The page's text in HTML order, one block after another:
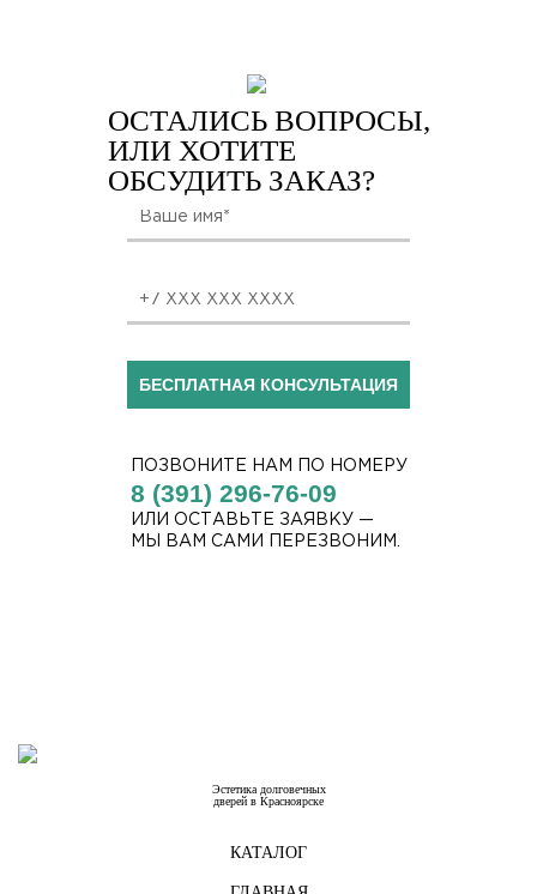
ОСТАЛИСЬ ВОПРОСЫ,
ИЛИ ХОТИТЕ
ОБСУДИТЬ ЗАКАЗ?
БЕСПЛАТНАЯ КОНСУЛЬТАЦИЯ
ПОЗВОНИТЕ НАМ ПО НОМЕРУ
8 (391) 296-76-09
ИЛИ ОСТАВЬТЕ ЗАЯВКУ —
МЫ ВАМ САМИ ПЕРЕЗВОНИМ.
Эстетика долговечных
дверей в Красноярске
КАТАЛОГ